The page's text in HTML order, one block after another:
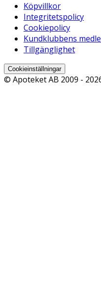
Köpvillkor
Integritetspolicy
Cookiepolicy
Kundklubbens
Tillgänglighet
Cookieinställningar
© Apoteket AB 2009 -